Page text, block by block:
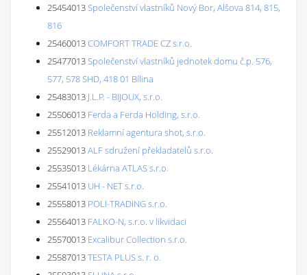
25454013Společenství vlastníků Nový Bor, Alšova 814, 815,
816
25460013COMFORT TRADE CZ s.r.o.
25477013Společenství vlastníků jednotek domu č.p. 576,
577, 578 SHD, 418 01 Bílina
25483013 J.L.P. - BIJOUX, s.r.o.
25506013 Ferda a Ferda Holding, s.r.o.
25512013 Reklamní agentura shot, s.r.o.
25529013ALF sdružení překladatelů s.r.o.
25535013 Lékárna ATLAS s.r.o.
25541013 UH - NET s.r.o.
25558013 POLI-TRADING s.r.o.
25564013 FALKO-N, s.r.o. v likvidaci
25570013 Excalibur Collection s.r.o.
25587013TESTA PLUS s. r. o.